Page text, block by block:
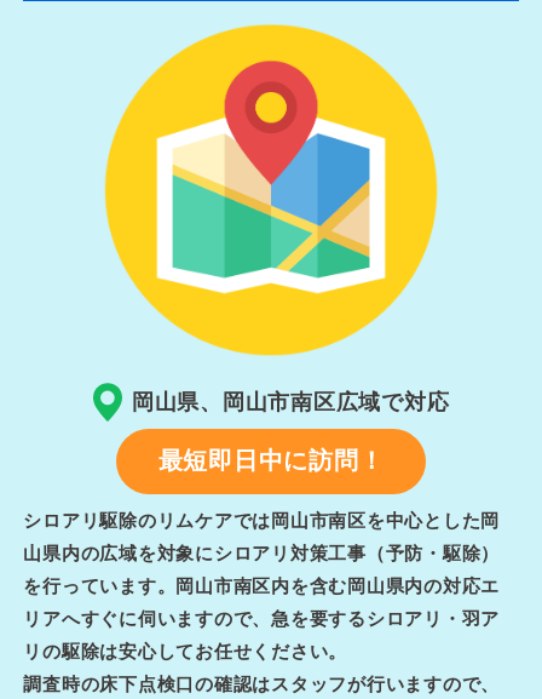
岡山県、岡山市南区広域で対応
最短即日中に訪問！
シロアリ駆除のリムケアでは岡山市南区を中心とした岡
山県内の広域を対象にシロアリ対策工事（予防・駆除）
を行っています。岡山市南区内を含む岡山県内の対応エ
リアへすぐに伺いますので、急を要するシロアリ・羽ア
リの駆除は安心してお任せください。
調査時の床下点検口の確認はスタッフが行いますので、